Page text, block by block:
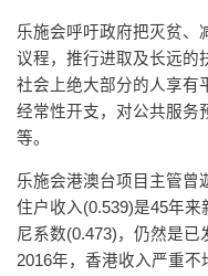
乐施会呼吁政府把灭贫、
议程，推行进取及长远的
社会上绝大部分的人享有
经常性开支，对公共服务
等。
乐施会港澳台项目主管曾
住户收入(0.539)是45年
尼系数(0.473)，仍然是已
2016年，香港收入严重